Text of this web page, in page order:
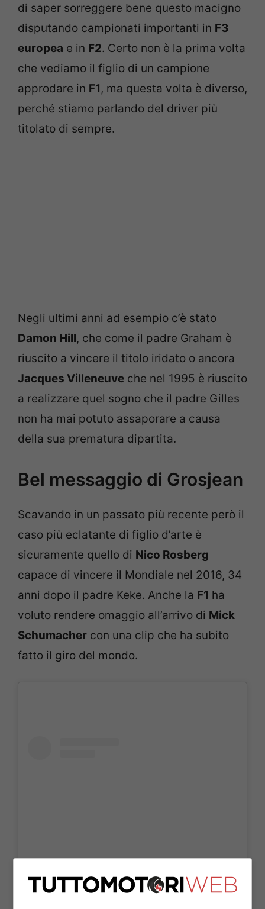
di saper sorreggere bene questo macigno
disputando campionati importanti in F3
europea e in F2. Certo non è la prima volta
che vediamo il figlio di un campione
approdare in F1, ma questa volta è diverso,
perché stiamo parlando del driver più
titolato di sempre.
Negli ultimi anni ad esempio c’è stato
Damon Hill, che come il padre Graham è
riuscito a vincere il titolo iridato o ancora
Jacques Villeneuve che nel 1995 è riuscito
a realizzare quel sogno che il padre Gilles
non ha mai potuto assaporare a causa
della sua prematura dipartita.
Bel messaggio di Grosjean
Scavando in un passato più recente però il
caso più eclatante di figlio d’arte è
sicuramente quello di Nico Rosberg
capace di vincere il Mondiale nel 2016, 34
anni dopo il padre Keke. Anche la F1 ha
voluto rendere omaggio all’arrivo di Mick
Schumacher con una clip che ha subito
fatto il giro del mondo.
Visualizza questo post su Instagram